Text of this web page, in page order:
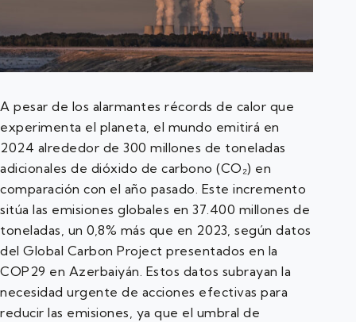
A pesar de los alarmantes récords de calor que
experimenta el planeta, el mundo emitirá en
2024 alrededor de 300 millones de toneladas
adicionales de dióxido de carbono (CO₂) en
comparación con el año pasado. Este incremento
sitúa las emisiones globales en 37.400 millones de
toneladas, un 0,8% más que en 2023, según datos
del Global Carbon Project presentados en la
COP29 en Azerbaiyán. Estos datos subrayan la
necesidad urgente de acciones efectivas para
reducir las emisiones, ya que el umbral de